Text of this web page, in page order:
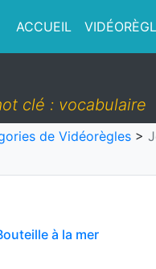
ACCUEIL
clé : vocabulaire
de Vidéorègles >
à la mer